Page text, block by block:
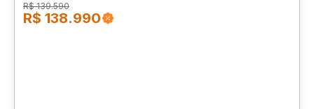
R$ 139.590
R$ 138.990